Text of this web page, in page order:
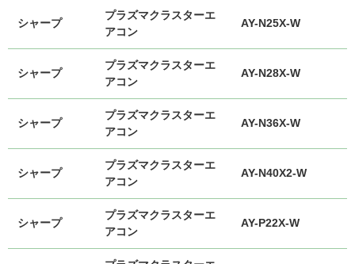
シャープ
プラズマクラスターエ
アコン
AY-N25X-W
シャープ
プラズマクラスターエ
アコン
AY-N28X-W
シャープ
プラズマクラスターエ
アコン
AY-N36X-W
シャープ
プラズマクラスターエ
アコン
AY-N40X2-W
シャープ
プラズマクラスターエ
アコン
AY-P22X-W